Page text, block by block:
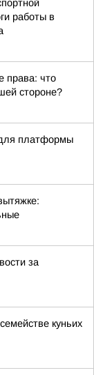
работы в
права: что
стороне?
платформы
за
куньих